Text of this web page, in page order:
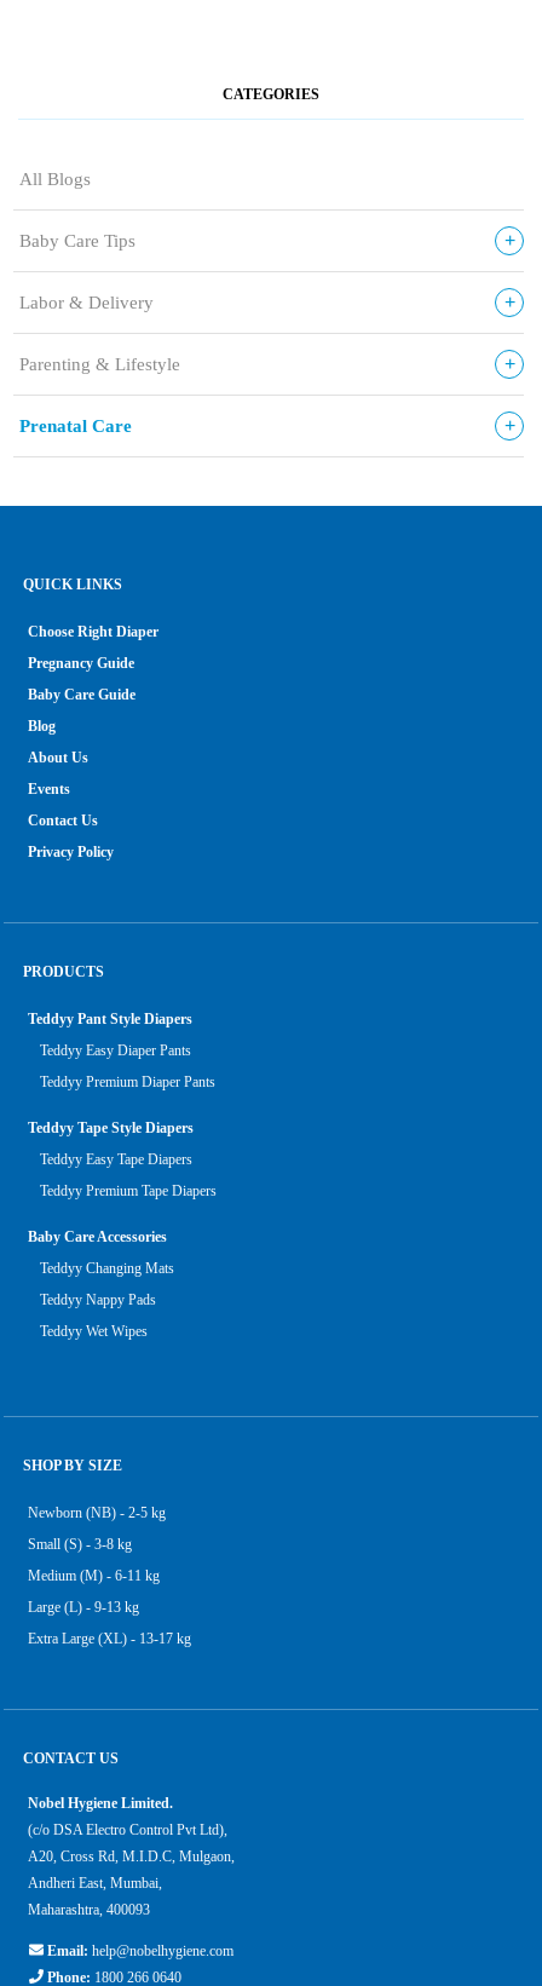
CATEGORIES
All Blogs
Baby Care Tips +
Labor & Delivery +
Parenting & Lifestyle +
Prenatal Care +
QUICK LINKS
Choose Right Diaper
Pregnancy Guide
Baby Care Guide
Blog
About Us
Events
Contact Us
Privacy Policy
PRODUCTS
Teddyy Pant Style Diapers
Teddyy Easy Diaper Pants
Teddyy Premium Diaper Pants
Teddyy Tape Style Diapers
Teddyy Easy Tape Diapers
Teddyy Premium Tape Diapers
Baby Care Accessories
Teddyy Changing Mats
Teddyy Nappy Pads
Teddyy Wet Wipes
SHOP BY SIZE
Newborn (NB) - 2-5 kg
Small (S) - 3-8 kg
Medium (M) - 6-11 kg
Large (L) - 9-13 kg
Extra Large (XL) - 13-17 kg
CONTACT US
Nobel Hygiene Limited.
(c/o DSA Electro Control Pvt Ltd),
A20, Cross Rd, M.I.D.C, Mulgaon,
Andheri East, Mumbai,
Maharashtra, 400093
Email: help@nobelhygiene.com
Phone: 1800 266 0640